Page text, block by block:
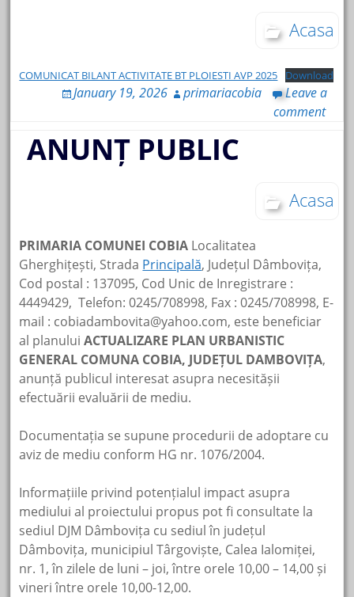
Acasa
COMUNICAT BILANT ACTIVITATE BT PLOIESTI AVP 2025 Download
January 19, 2026 primariacobia
Leave a
comment
ANUNȚ PUBLIC
Acasa
PRIMARIA COMUNEI COBIA Localitatea
Gherghițești, Strada Principală, Județul Dâmbovița,
Cod postal : 137095, Cod Unic de Inregistrare :
4449429, Telefon: 0245/708998, Fax : 0245/708998, E-
mail : cobiadambovita@yahoo.com, este beneficiar
al planuluiACTUALIZARE PLAN URBANISTIC
GENERAL COMUNA COBIA, JUDEȚUL DAMBOVIȚA,
anunță publicul interesat asupra necesitășii
efectuării evaluării de mediu.
Documentația se supune procedurii de adoptare cu
aviz de mediu conform HG nr. 1076/2004.
Informațiile privind potențialul impact asupra
mediului al proiectului propus pot fi consultate la
sediul DJM Dâmbovița cu sediul în județul
Dâmbovița, municipiul Târgoviște, Calea Ialomiței,
nr. 1, în zilele de luni – joi, între orele 10,00 – 14,00 și
vineri între orele 10,00-12,00.